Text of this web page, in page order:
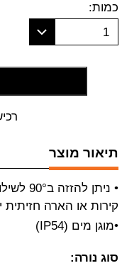
כמות:
1
תיאור מוצר
•
קירות או הארה חזיתית
•מוגן מים (IP54)
סוג נורה: